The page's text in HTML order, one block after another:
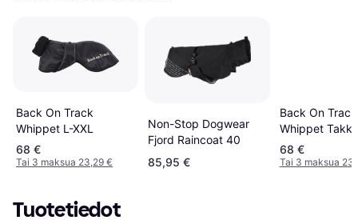
Back On Track
Whippet L-XXL
68 €
Tai 3 maksua 23,29 €
Non-Stop Dogwear
Fjord Raincoat 40
85,95 €
Back On Track
Whippet Takki
68 €
Tai 3 maksua
Tuotetiedot